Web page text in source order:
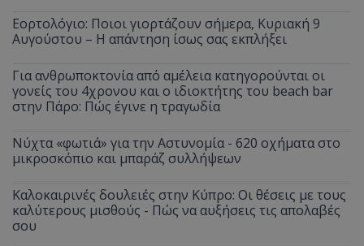
Εορτολόγιο: Ποιοι γιορτάζουν σήμερα, Κυριακή 9
Αυγούστου – Η απάντηση ίσως σας εκπλήξει
Για ανθρωποκτονία από αμέλεια κατηγορούνται οι
γονείς του 4χρονου και ο ιδιοκτήτης του beach bar
στην Πάρο: Πώς έγινε η τραγωδία
Νύχτα «φωτιά» για την Αστυνομία - 620 οχήματα στο
μικροσκόπιο και μπαράζ συλλήψεων
Καλοκαιρινές δουλειές στην Κύπρο: Οι θέσεις με τους
καλύτερους μισθούς - Πώς να αυξήσεις τις απολαβές
σου